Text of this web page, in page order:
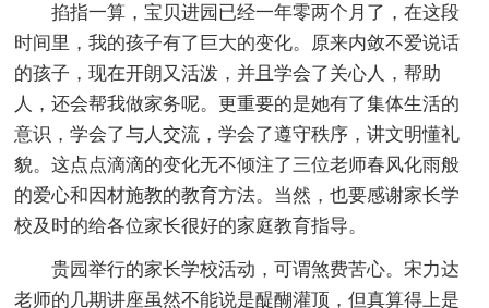
掐指一算，宝贝进园已经一年零两个月了，在这段
时间里，我的孩子有了巨大的变化。原来内敛不爱说话
的孩子，现在开朗又活泼，并且学会了关心人，帮助
人，还会帮我做家务呢。更重要的是她有了集体生活的
意识，学会了与人交流，学会了遵守秩序，讲文明懂礼
貌。这点点滴滴的变化无不倾注了三位老师春风化雨般
的爱心和因材施教的教育方法。当然，也要感谢家长学
校及时的给各位家长很好的家庭教育指导。
贵园举行的家长学校活动，可谓煞费苦心。宋力达
老师的几期讲座虽然不能说是醍醐灌顶，但真算得上是